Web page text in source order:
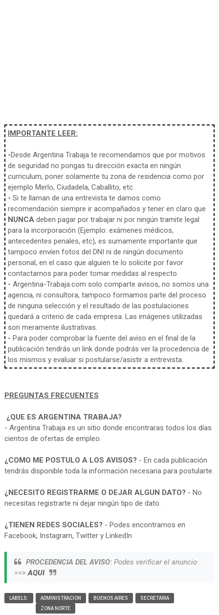
IMPORTANTE LEER:
-Desde Argentina Trabaja te recomendamos que por motivos
de seguridad no pongas tu dirección exacta en ningún
curriculum, poner solamente tu zona de residencia como por
ejemplo Merlo, Ciudadela, Caballito, etc.
- Si te llaman de una entrevista te damos como
recomendación siempre ir acompañados y tener en claro que
NUNCAdeben pagar por trabajar ni por ningún tramite legal
para la incorporación (Ejemplo: exámenes médicos,
antecedentes penales, etc), es sumamente importante que
tampoco envíen fotos del DNI ni de ningún documento
personal, en el caso que alguien te lo solicite por favor
contactarnos para poder tomar medidas al respecto.
- Argentina-Trabaja.com solo comparte avisos, no somos una
agencia, ni consultora, tampoco formamos parte del proceso
de ninguna selección y el resultado de las postulaciones
quedará a criterio de cada empresa. Las imágenes utilizadas
son meramente ilustrativas.
- Para poder comprobar la fuente del aviso en el final de la
publicación tendrás un link donde podrás ver la procedencia de
los mismos y evaluar si postularse/asistir a entrevista.
PREGUNTAS FRECUENTES
¿QUE ES ARGENTINA TRABAJA?
- Argentina Trabaja es un sitio donde encontraras todos los días
cientos de ofertas de empleo.
¿COMO ME POSTULO A LOS AVISOS? - En cada publicación
tendrás disponible toda la información necesaria para postularte.
¿NECESITO REGISTRARME O DEJAR ALGUN DATO? - No
necesitas registrarte ni dejar ningún tipo de dato.
¿TIENEN REDES SOCIALES? - Podes encontrarnos en
Facebook, Instagram, Twitter y LinkedIn
PROCEDENCIA DEL AVISO:Podes verificar el anuncio
==>AQUI
LABELS: ADMINISTRACION BUENOS AIRES
SECRETARIA
ZONA NORTE